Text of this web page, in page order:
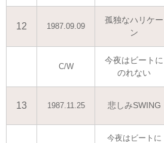
12 1987.09.09
孤独なハリケー
ン
C/W
今夜はビートに
のれない
13 1987.11.25 悲しみSWING
今夜はビートに